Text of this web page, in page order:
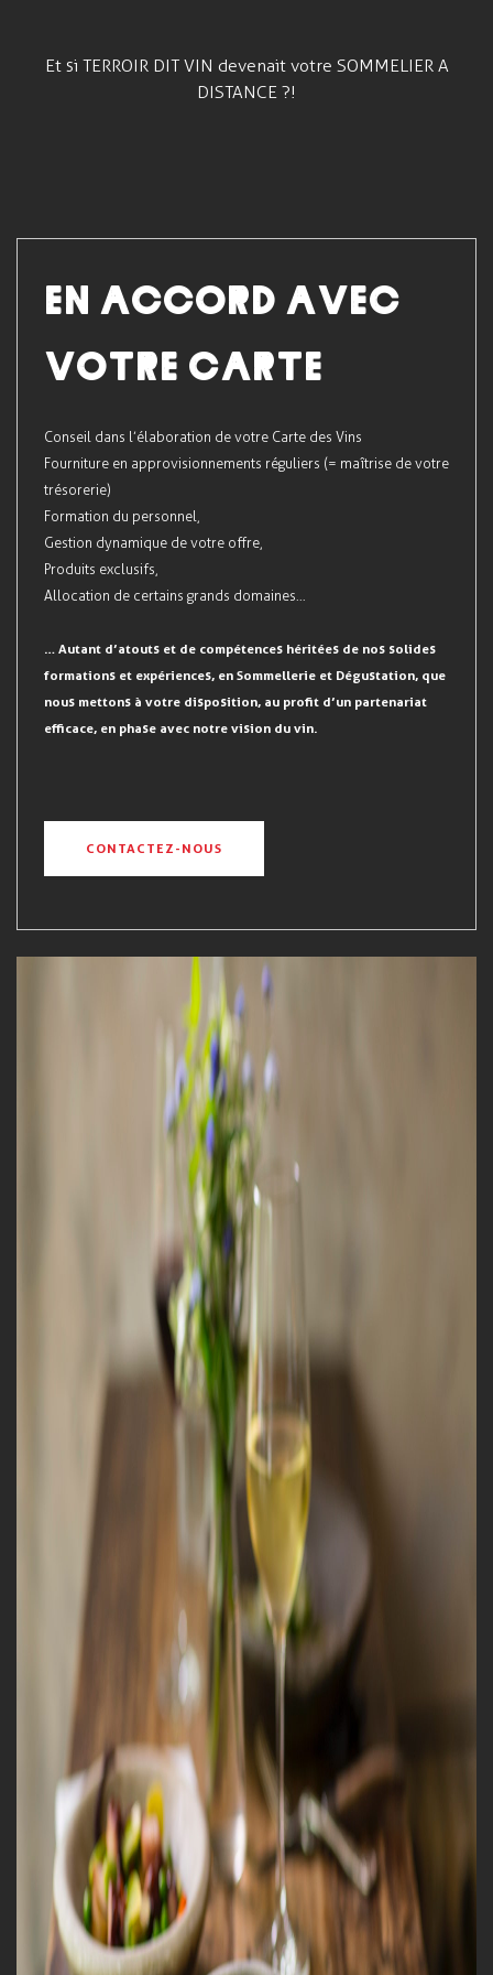
Et si TERROIR DIT VIN devenait votre SOMMELIER A
DISTANCE ?!
EN ACCORD AVEC
VOTRE CARTE
Conseil dans l’élaboration de votre Carte des Vins
Fourniture en approvisionnements réguliers (= maîtrise de votre
trésorerie)
Formation du personnel,
Gestion dynamique de votre offre,
Produits exclusifs,
Allocation de certains grands domaines…
… Autant d’atouts et de compétences héritées de nos solides
formations et expériences, en Sommellerie et Dégustation, que
nous mettons à votre disposition, au profit d’un partenariat
efficace, en phase avec notre vision du vin.
CONTACTEZ-NOUS